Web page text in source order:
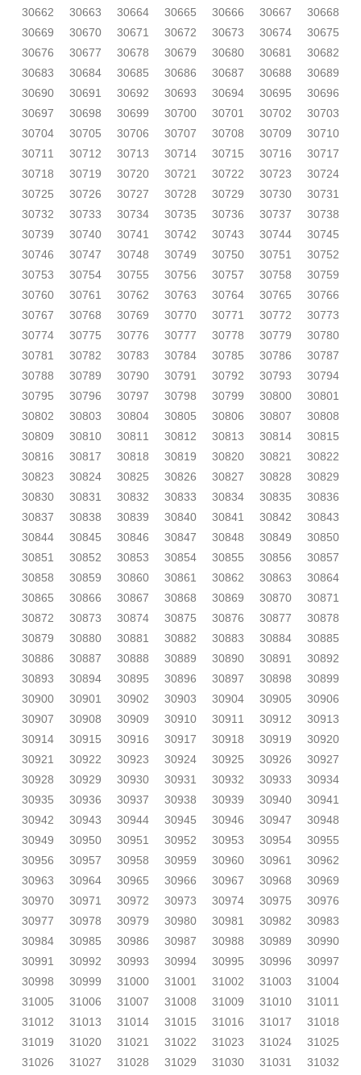
30662
30663 30664 30665 30666 30667
30668
30669
30670 30671 30672 30673 30674
30675
30676
30677 30678 30679 30680 30681
30682
30683
30684 30685 30686 30687 30688
30689
30690
30691 30692 30693 30694 30695
30696
30697
30698 30699 30700 30701 30702
30703
30704
30705 30706 30707 30708 30709
30710
30711
30712 30713 30714 30715 30716
30717
30718
30719 30720 30721 30722 30723
30724
30725
30726 30727 30728 30729 30730
30731
30732
30733 30734 30735 30736 30737
30738
30739
30740 30741 30742 30743 30744
30745
30746
30747 30748 30749 30750 30751
30752
30753
30754 30755 30756 30757 30758
30759
30760
30761 30762 30763 30764 30765
30766
30767
30768 30769 30770 30771 30772
30773
30774
30775 30776 30777 30778 30779
30780
30781
30782 30783 30784 30785 30786
30787
30788
30789 30790 30791 30792 30793
30794
30795
30796 30797 30798 30799 30800
30801
30802
30803 30804 30805 30806 30807
30808
30809
30810 30811 30812 30813 30814
30815
30816
30817 30818 30819 30820 30821
30822
30823
30824 30825 30826 30827 30828
30829
30830
30831 30832 30833 30834 30835
30836
30837
30838 30839 30840 30841 30842
30843
30844
30845 30846 30847 30848 30849
30850
30851
30852 30853 30854 30855 30856
30857
30858
30859 30860 30861 30862 30863
30864
30865
30866 30867 30868 30869 30870
30871
30872
30873 30874 30875 30876 30877
30878
30879
30880 30881 30882 30883 30884
30885
30886
30887 30888 30889 30890 30891
30892
30893
30894 30895 30896 30897 30898
30899
30900
30901 30902 30903 30904 30905
30906
30907
30908 30909 30910 30911 30912
30913
30914
30915 30916 30917 30918 30919
30920
30921
30922 30923 30924 30925 30926
30927
30928
30929 30930 30931 30932 30933
30934
30935
30936 30937 30938 30939 30940
30941
30942
30943 30944 30945 30946 30947
30948
30949
30950 30951 30952 30953 30954
30955
30956
30957 30958 30959 30960 30961
30962
30963
30964 30965 30966 30967 30968
30969
30970
30971 30972 30973 30974 30975
30976
30977
30978 30979 30980 30981 30982
30983
30984
30985 30986 30987 30988 30989
30990
30991
30992 30993 30994 30995 30996
30997
30998
30999 31000 31001 31002 31003
31004
31005
31006 31007 31008 31009 31010
31011
31012
31013 31014 31015 31016 31017
31018
31019
31020 31021 31022 31023 31024
31025
31026
31027 31028 31029 31030 31031
31032